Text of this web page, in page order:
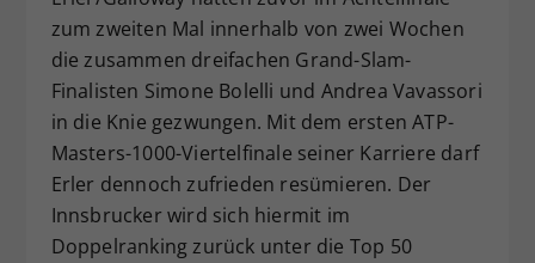
zum zweiten Mal innerhalb von zwei Wochen
die zusammen dreifachen Grand-Slam-
Finalisten Simone Bolelli und Andrea Vavassori
in die Knie gezwungen. Mit dem ersten ATP-
Masters-1000-Viertelfinale seiner Karriere darf
Erler dennoch zufrieden resümieren. Der
Innsbrucker wird sich hiermit im
Doppelranking zurück unter die Top 50